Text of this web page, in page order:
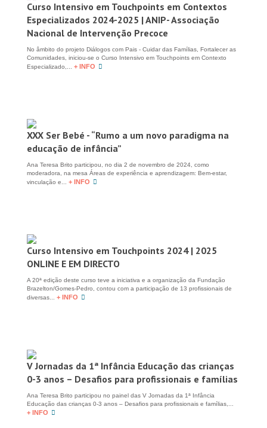
Curso Intensivo em Touchpoints em Contextos
Especializados 2024-2025 | ANIP- Associação
Nacional de Intervenção Precoce
No âmbito do projeto Diálogos com Pais - Cuidar das Famílias, Fortalecer as
Comunidades, iniciou-se o Curso Intensivo em Touchpoints em Contexto
Especializado,... + INFO
XXX Ser Bebé - “Rumo a um novo paradigma na
educação de infância”
Ana Teresa Brito participou, no dia 2 de novembro de 2024, como
moderadora, na mesa Áreas de experiência e aprendizagem: Bem-estar,
vinculação e... + INFO
Curso Intensivo em Touchpoints 2024 | 2025
ONLINE E EM DIRECTO
A 20ª edição deste curso teve a iniciativa e a organização da Fundação
Brazelton/Gomes-Pedro, contou com a participação de 13 profissionais de
diversas... + INFO
V Jornadas da 1ª Infância Educação das crianças
0-3 anos – Desafios para profissionais e famílias
Ana Teresa Brito participou no painel das V Jornadas da 1ª Infância
Educação das crianças 0-3 anos – Desafios para profissionais e famílias,...
+ INFO